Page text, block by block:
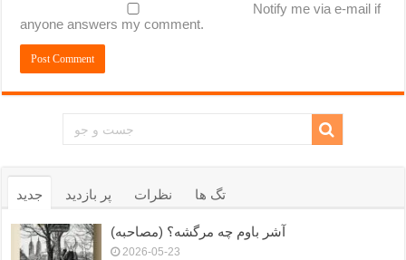
Notify me via e-mail if
anyone answers my comment.
جدید پر بازدید نظرات تگ ها
آشر باوم چه مرگشه؟ (مصاحبه)
2026-05-23